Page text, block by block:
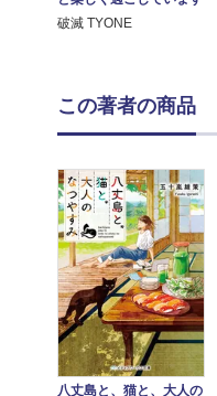
破滅 TYONE
この著者の商品
八丈島と、猫と、大人の